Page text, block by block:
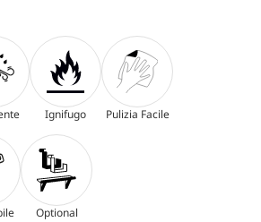
Ignifugo Pulizia Facile
Optional